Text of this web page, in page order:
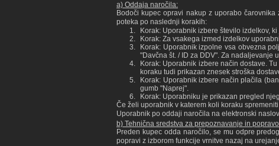
a) Oddaja naročila:
Bodoči kupec opravi nakup z uporabo
poteka po naslednji korakih:
Korak: Uporabnik izbere število izdelkov,
Korak: Za vsakega izmed izdelkov
Korak: Uporabnik izpolne vsa obvezna
"Davčna št. / ID za DDV". Za nadaljevanje
Korak: Uporabnik izbere način dostave.
koraku tudi prikazan znesek stroška
Korak: Uporabnik izbere način plačila
gumb "Naprej".
Korak: Uporabniku je prikazan pregled
Če želi uporabnik v katerem koli koraku
Uporabnik po oddaji naročila na elektronski
b) Tehnična sredstva za prepoznavanje in
Preden kupec odda naročilo, se mu odpre
popravi z izborom funkcije vrnitve nazaj na